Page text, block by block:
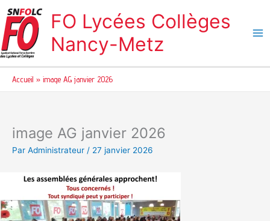
au
contenu
FO Lycées Collèges
Nancy-Metz
Accueil image AG janvier 2026
image AG janvier 2026
Par Administrateur / 27 janvier 2026